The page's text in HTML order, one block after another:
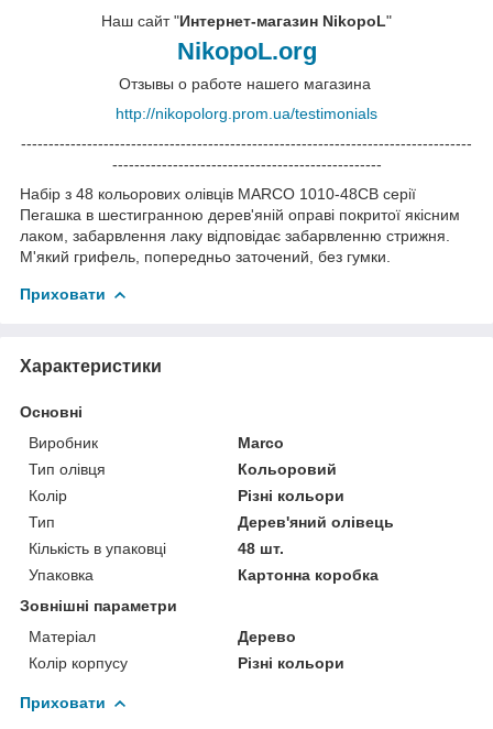
Наш сайт "Интернет-магазин NikopoL"
NikopoL.org
Отзывы о работе нашего магазина
http://nikopolorg.prom.ua/testimonials
----------------------------------------------------------------------------------
-------------------------------------------------
Набір з 48 кольорових олівців MARCO 1010-48CB серії
Пегашка в шестигранною дерев'яній оправі покритої якісним
лаком, забарвлення лаку відповідає забарвленню стрижня.
М'який грифель, попередньо заточений, без гумки.
Приховати
Характеристики
Основні
Виробник
Marco
Тип олівця
Кольоровий
Колір
Різні кольори
Тип
Дерев'яний олівець
Кількість в упаковці
48 шт.
Упаковка
Картонна коробка
Зовнішні параметри
Матеріал
Дерево
Колір корпусу
Різні кольори
Приховати